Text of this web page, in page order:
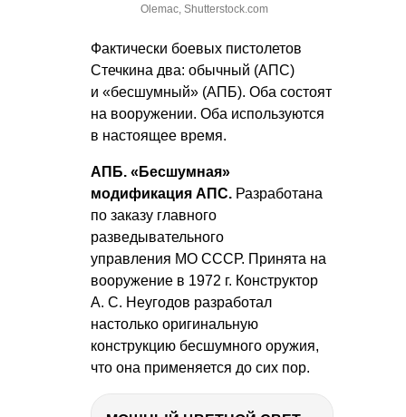
Olemac, Shutterstock.com
Фактически боевых пистолетов
Стечкина два: обычный (АПС)
и «бесшумный» (АПБ). Оба состоят
на вооружении. Оба используются
в настоящее время.
АПБ. «Бесшумная»
модификация АПС. Разработана
по заказу главного
разведывательного
управления МО СССР. Принята на
вооружение в 1972 г. Конструктор
А. С. Неугодов разработал
настолько оригинальную
конструкцию бесшумного оружия,
что она применяется до сих пор.